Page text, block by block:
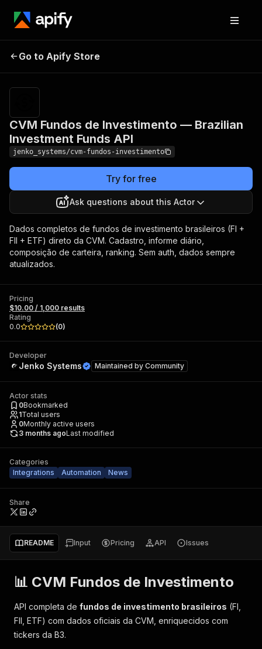
Investimento — Brazilian
Investment Funds API
Go to Apify Store
CVM Fundos de Investimento — Brazilian
Investment Funds API
jenko_systems/cvm-fundos-investimento
Try for free
Ask questions about this Actor
Dados completos de fundos de investimento brasileiros (FI +
FII + ETF) direto da CVM. Cadastro, informe diário,
composição de carteira, ranking. Sem auth, dados sempre
atualizados.
Pricing
$10.00 / 1,000 results
Rating
0.0
(0)
Developer
Jenko Systems Maintained by Community
Actor stats
0Bookmarked
1Total users
0Monthly active users
3 months agoLast modified
Categories
Integrations
Automation News
Share
README Input Pricing API Issues
📊 CVM Fundos de Investimento
API completa de fundos de investimento brasileiros (FI,
FII, ETF) com dados oficiais da CVM, enriquecidos com
tickers da B3.